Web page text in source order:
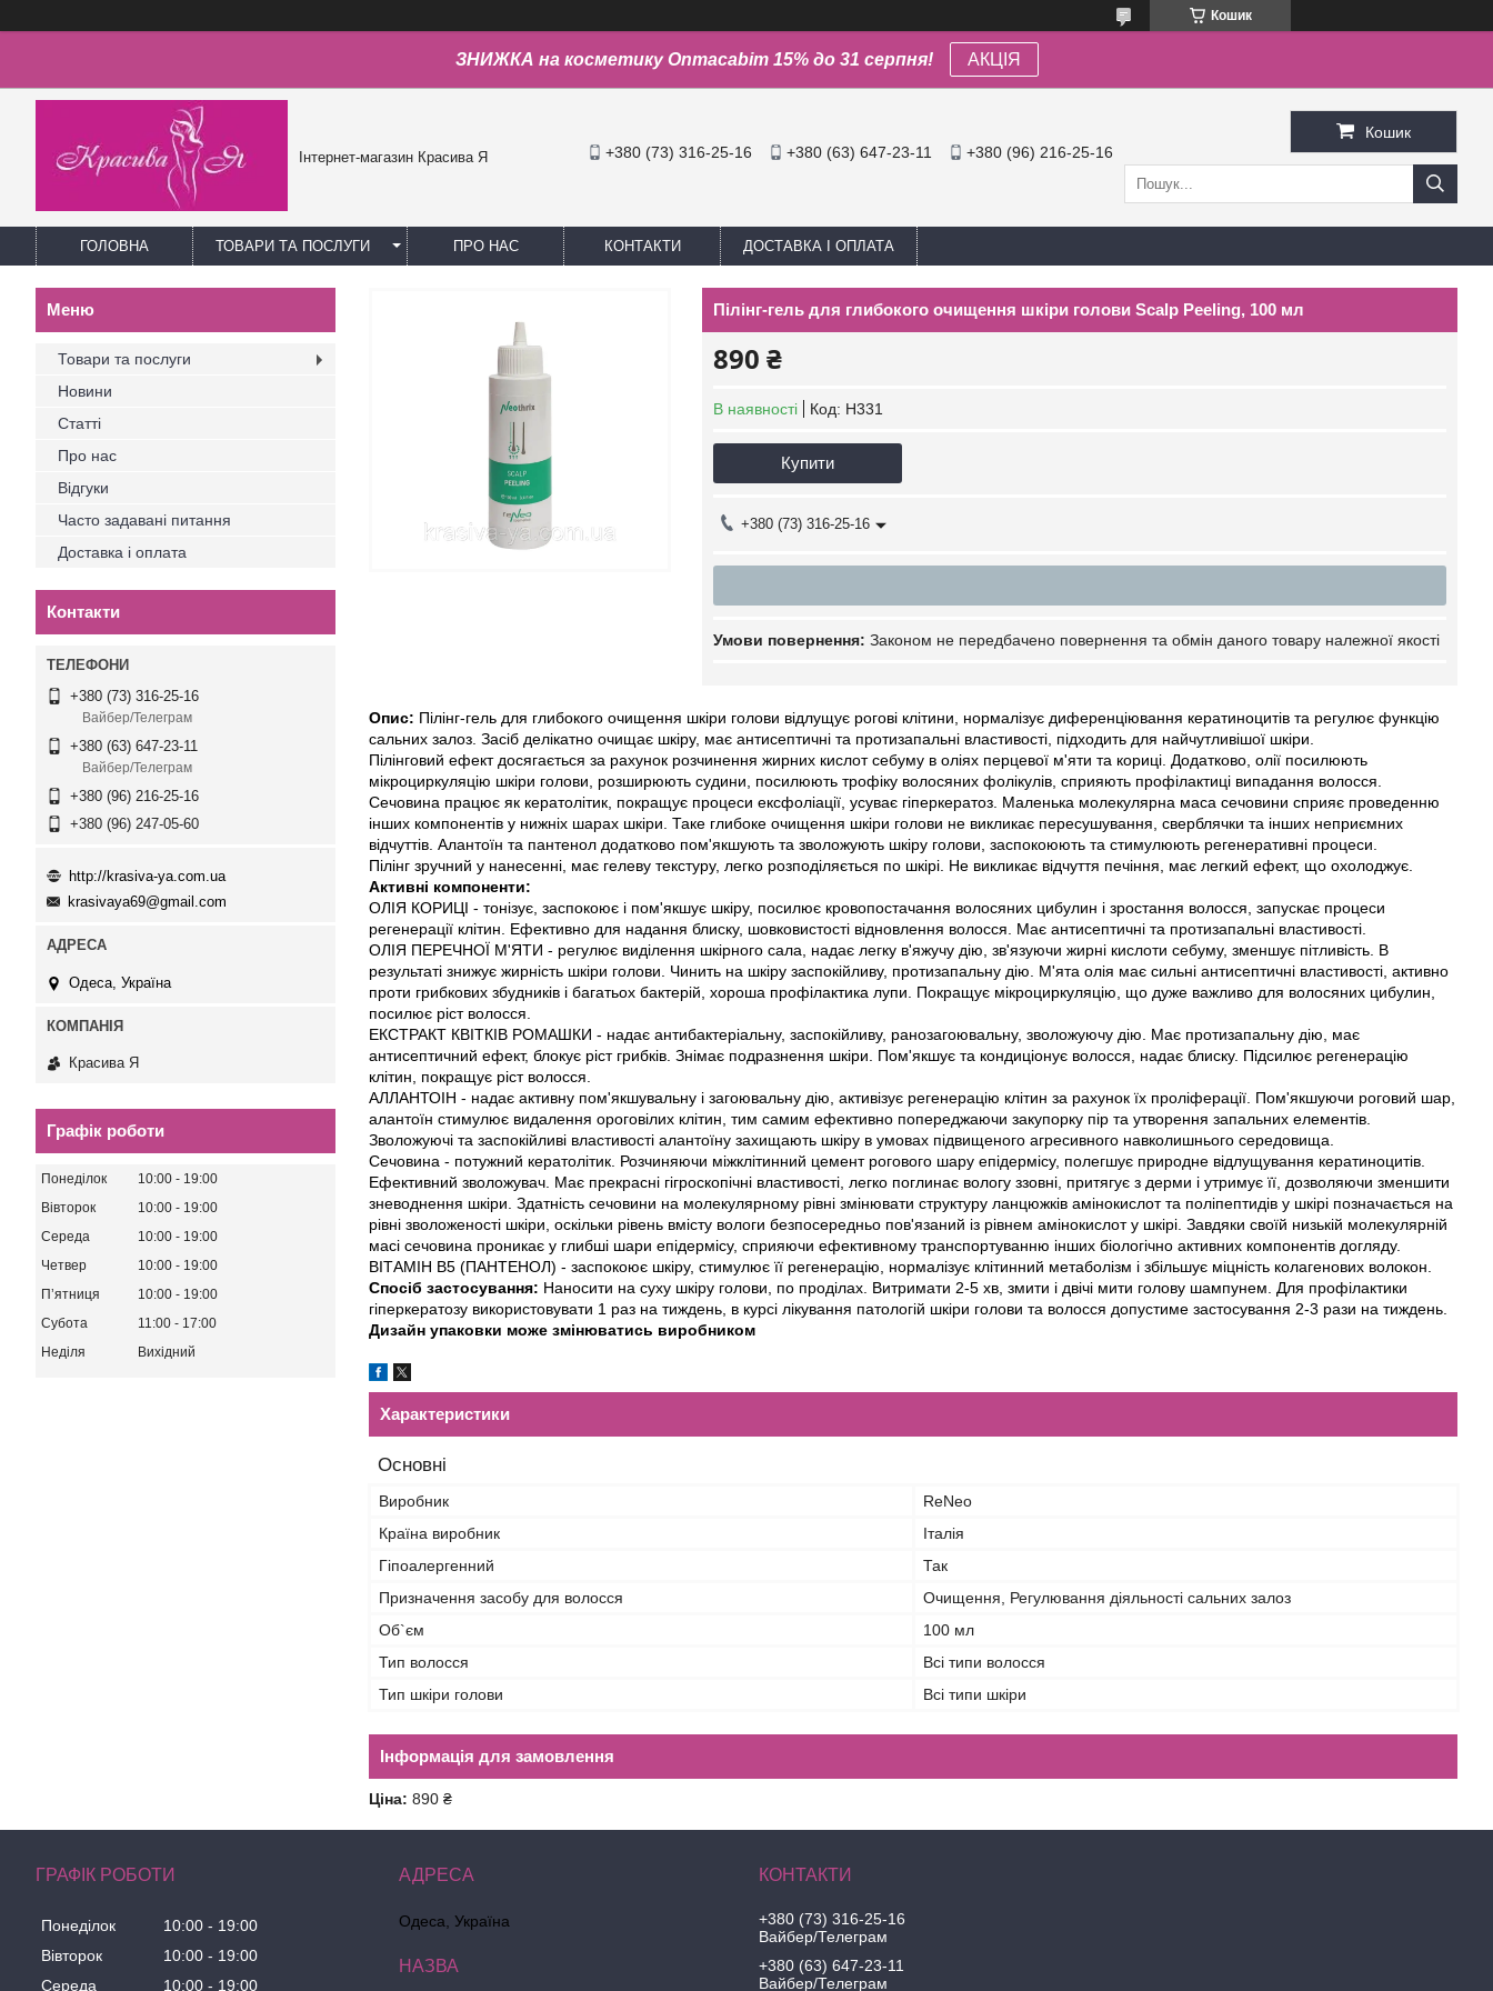
Кошик
ЗНИЖКА на косметику Onmacabim 15% до 31 серпня! АКЦІЯ
Інтернет-магазин Красива Я +380 (73) 316-25-16 +380 (63) 647-23-11 +380 (96) 216-25-16
Кошик
ГОЛОВНА ТОВАРИ ТА ПОСЛУГИ ПРО НАС КОНТАКТИ ДОСТАВКА І ОПЛАТА
Пілінг-гель для глибокого очищення шкіри голови Scalp Peeling, 100 мл
890 ₴
В наявності Код: H331
Купити
+380 (73) 316-25-16
Законом не передбачено повернення та обмін даного товару належної якості
Опис: Пілінг-гель для глибокого очищення шкіри голови відлущує рогові клітини, нормалізує диференціювання кератиноцитів та регулює функцію
сальних залоз. Засіб делікатно очищає шкіру, має антисептичні та протизапальні властивості, підходить для найчутливішої шкіри.
Пілінговий ефект досягається за рахунок розчинення жирних кислот себуму в оліях перцевої м'яти та кориці. Додатково, олії посилюють
мікроциркуляцію шкіри голови, розширюють судини, посилюють трофіку волосяних фолікулів, сприяють профілактиці випадання волосся.
Сечовина працює як кератолітик, покращує процеси ексфоліації, усуває гіперкератоз. Маленька молекулярна маса сечовини сприяє проведенню
інших компонентів у нижніх шарах шкіри. Таке глибоке очищення шкіри голови не викликає пересушування, сверблячки та інших неприємних
відчуттів. Алантоїн та пантенол додатково пом'якшують та зволожують шкіру голови, заспокоюють та стимулюють регенеративні процеси.
Пілінг зручний у нанесенні, має гелеву текстуру, легко розподіляється по шкірі. Не викликає відчуття печіння, має легкий ефект, що охолоджує.
Активні компоненти:
ОЛІЯ КОРИЦІ - тонізує, заспокоює і пом'якшує шкіру, посилює кровопостачання волосяних цибулин і зростання волосся, запускає процеси
регенерації клітин. Ефективно для надання блиску, шовковистості відновлення волосся. Має антисептичні та протизапальні властивості.
ОЛІЯ ПЕРЕЧНОЇ М'ЯТИ - регулює виділення шкірного сала, надає легку в'яжучу дію, зв'язуючи жирні кислоти себуму, зменшує пітливість. В
результаті знижує жирність шкіри голови. Чинить на шкіру заспокійливу, протизапальну дію. М'ята олія має сильні антисептичні властивості, активно
проти грибкових збудників і багатьох бактерій, хороша профілактика лупи. Покращує мікроциркуляцію, що дуже важливо для волосяних цибулин,
посилює ріст волосся.
ЕКСТРАКТ КВІТКІВ РОМАШКИ - надає антибактеріальну, заспокійливу, ранозагоювальну, зволожуючу дію. Має протизапальну дію, має
антисептичний ефект, блокує ріст грибків. Знімає подразнення шкіри. Пом'якшує та кондиціонує волосся, надає блиску. Підсилює регенерацію
клітин, покращує ріст волосся.
АЛЛАНТОІН - надає активну пом'якшувальну і загоювальну дію, активізує регенерацію клітин за рахунок їх проліферації. Пом'якшуючи роговий шар,
алантоїн стимулює видалення ороговілих клітин, тим самим ефективно попереджаючи закупорку пір та утворення запальних елементів.
Зволожуючі та заспокійливі властивості алантоїну захищають шкіру в умовах підвищеного агресивного навколишнього середовища.
Сечовина - потужний кератолітик. Розчиняючи міжклітинний цемент рогового шару епідермісу, полегшує природне відлущування кератиноцитів.
Ефективний зволожувач. Має прекрасні гігроскопічні властивості, легко поглинає вологу ззовні, притягує з дерми і утримує її, дозволяючи зменшити
зневоднення шкіри. Здатність сечовини на молекулярному рівні змінювати структуру ланцюжків амінокислот та поліпептидів у шкірі позначається на
рівні зволоженості шкіри, оскільки рівень вмісту вологи безпосередньо пов'язаний із рівнем амінокислот у шкірі. Завдяки своїй низькій молекулярній
масі сечовина проникає у глибші шари епідермісу, сприяючи ефективному транспортуванню інших біологічно активних компонентів догляду.
ВІТАМІН В5 (ПАНТЕНОЛ) - заспокоює шкіру, стимулює її регенерацію, нормалізує клітинний метаболізм і збільшує міцність колагенових волокон.
Спосіб застосування: Наносити на суху шкіру голови, по проділах. Витримати 2-5 хв, змити і двічі мити голову шампунем. Для профілактики
гіперкератозу використовувати 1 раз на тиждень, в курсі лікування патологій шкіри голови та волосся допустиме застосування 2-3 рази на тиждень.
Дизайн упаковки може змінюватись виробником
Характеристики
Основні
Виробник
ReNeo
Країна виробник
Італія
Гіпоалергенний
Так
Призначення засобу для волосся
Очищення, Регулювання діяльності сальних залоз
Об`єм
100 мл
Тип волосся
Всі типи волосся
Тип шкіри голови
Всі типи шкіри
Інформація для замовлення
Ціна: 890 ₴
Товари та послуги
Новини
Статті
Про нас
Відгуки
Часто задавані питання
Доставка і оплата
Контакти
+380 (73) 316-25-16
Вайбер/Телеграм
+380 (63) 647-23-11
Вайбер/Телеграм
+380 (96) 216-25-16
+380 (96) 247-05-60
http://krasiva-ya.com.ua
krasivaya69@gmail.com
Одеса, Україна
Красива Я
Графік роботи
Понеділок 10:00
19:00
Вівторок
10:00
19:00
Середа
10:00
19:00
Четвер
10:00
19:00
Пʼятниця
10:00
19:00
Субота
11:00
17:00
Неділя
Вихідний
ГРАФІК РОБОТИ
Понеділок 10:00
19:00
Вівторок
10:00
19:00
Середа
10:00 19:00
Одеса, Україна
+380 (73) 316-25-16
Вайбер/Телеграм
+380 (63) 647-23-11
Вайбер/Телеграм